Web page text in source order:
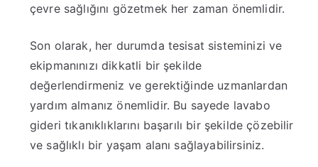
çevre sağlığını gözetmek her zaman önemlidir.
Son olarak, her durumda tesisat sisteminizi ve
ekipmanınızı dikkatli bir şekilde
değerlendirmeniz ve gerektiğinde uzmanlardan
yardım almanız önemlidir. Bu sayede lavabo
gideri tıkanıklıklarını başarılı bir şekilde çözebilir
ve sağlıklı bir yaşam alanı sağlayabilirsiniz.